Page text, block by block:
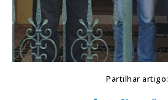
Partilhar artigo: